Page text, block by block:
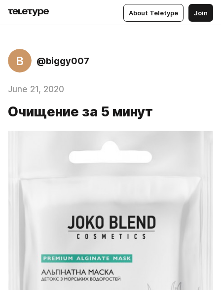
About Teletype Join
B @biggy007
June 21, 2020
Очищение за 5 минут